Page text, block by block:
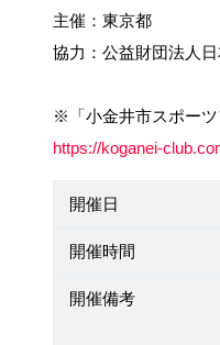
主催：東京都
協力：公益財団法人
※「小金井市スポー
https://koganei-
開催日
開催時間
開催備考